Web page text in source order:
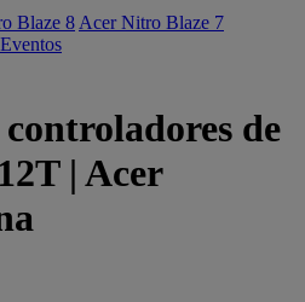
Blaze 8 Acer Nitro Blaze 7
Eventos
de
| Acer